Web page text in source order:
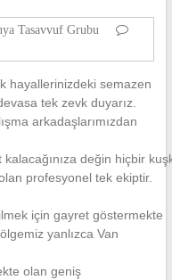
Tasavvuf Grubu
hayallerinizdeki semazen
tek zevk duyarız.
arkadaşlarımızdan
değin hiçbir
profesyonel tek ekiptir.
için gayret göstermekte
yanlızca Van
olan geniş